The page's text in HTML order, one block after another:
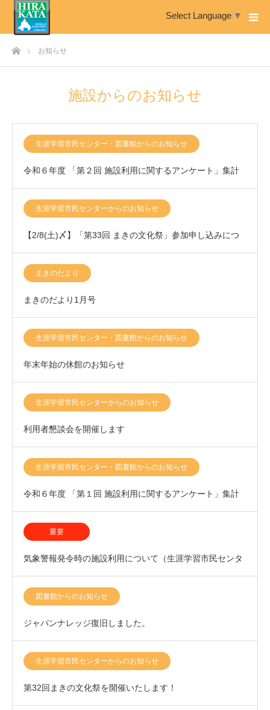
Select Language ▼
ホームお知らせ
施設からのお知らせ
生涯学習市民センター・図書館からのお知らせ
令和６年度 「第２回 施設利用に関するアンケート」集計
結果について
生涯学習市民センターからのお知らせ
【2/8(土)〆】「第33回 まきの文化祭」参加申し込みにつ
きまして
まきのだより
まきのだより1月号
生涯学習市民センター・図書館からのお知らせ
年末年始の休館のお知らせ
生涯学習市民センターからのお知らせ
利用者懇談会を開催します
生涯学習市民センター・図書館からのお知らせ
令和６年度 「第１回 施設利用に関するアンケート」集計
結果について
重要
気象警報発令時の施設利用について（生涯学習市民センタ
ー）図書館からのお知らせ
ジャパンナレッジ復旧しました。
生涯学習市民センターからのお知らせ
第32回まきの文化祭を開催いたします！